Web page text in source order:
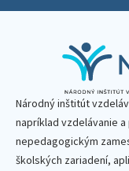
Národný inštitút
napríklad vzdelávanie
nepedagogickým
školských zariadení,